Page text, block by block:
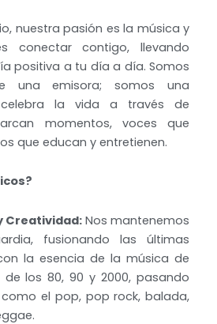
nuestra pasión es la música y
conectar contigo, llevando
positiva a tu día a día. Somos
una emisora; somos una
la vida a través de
momentos, voces que
que educan y entretienen.
Creatividad:Nos mantenemos
fusionando las últimas
la esencia de la música de
los 80, 90 y 2000, pasando
el pop, pop rock, balada,